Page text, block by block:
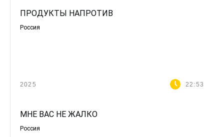
ПРОДУКТЫ НАПРОТИВ
Россия
2025 22:53
МНЕ ВАС НЕ ЖАЛКО
Россия